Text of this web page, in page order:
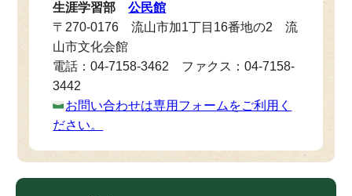
生涯学習部公民館
〒270-0176 流山市加1丁目16番地の2 流
山市文化会館
電話：04-7158-3462 ファクス：04-7158-
3442
お問い合わせは専用フォームをご利用く
ださい。